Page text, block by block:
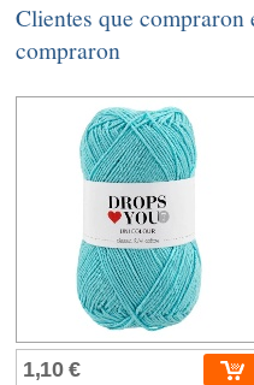
Clientes que compraron
compraron
1,10 €